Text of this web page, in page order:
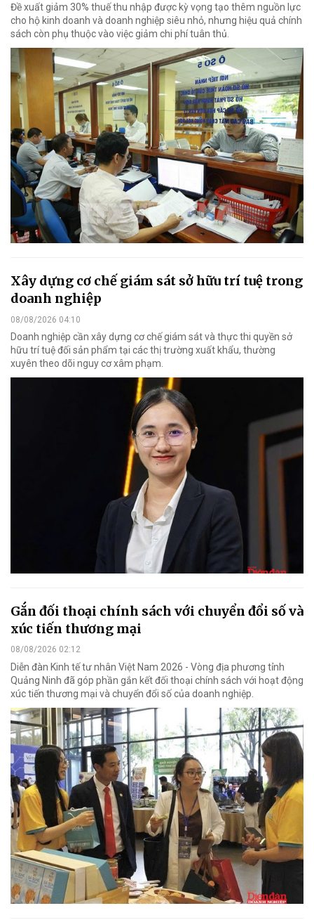
Đề xuất giảm 30% thuế thu nhập được kỳ vọng tạo thêm nguồn lực
cho hộ kinh doanh và doanh nghiệp siêu nhỏ, nhưng hiệu quả chính
sách còn phụ thuộc vào việc giảm chi phí tuân thủ.
Xây dựng cơ chế giám sát sở hữu trí tuệ trong
doanh nghiệp
08/08/2026 04:10
Doanh nghiệp cần xây dựng cơ chế giám sát và thực thi quyền sở
hữu trí tuệ đối sản phẩm tại các thị trường xuất khẩu, thường
xuyên theo dõi nguy cơ xâm phạm.
Gắn đối thoại chính sách với chuyển đổi số và
xúc tiến thương mại
08/08/2026 02:12
Diễn đàn Kinh tế tư nhân Việt Nam 2026 - Vòng địa phương tỉnh
Quảng Ninh đã góp phần gắn kết đối thoại chính sách với hoạt động
xúc tiến thương mại và chuyển đổi số của doanh nghiệp.